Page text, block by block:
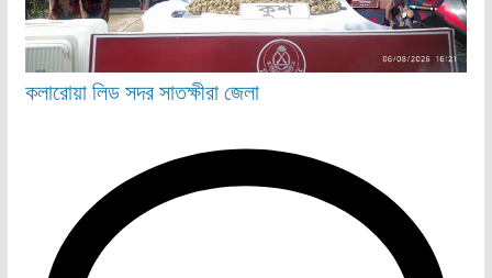
কলারোয়ালিডসদরসাতক্ষীরা জেলা